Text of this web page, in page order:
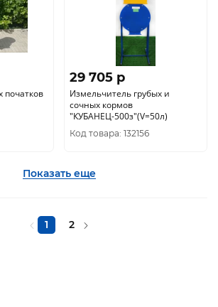
початков
29 705 p
Измельчитель грубых и
сочных кормов
"КУБАНЕЦ-500з"(V=50л)
Код товара: 132156
Показать еще
1 2